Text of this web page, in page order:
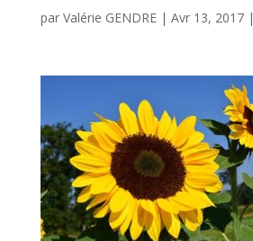
par Valérie GENDRE| Avr 13, 2017|